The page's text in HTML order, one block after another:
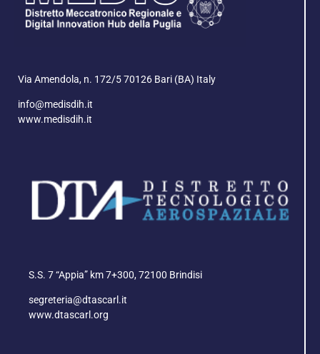
Via Amendola, n. 172/5 70126 Bari (BA) Italy
info@medisdih.it
www.medisdih.it
S.S. 7 “Appia” km 7+300, 72100 Brindisi
segreteria@dtascarl.it
www.dtascarl.org